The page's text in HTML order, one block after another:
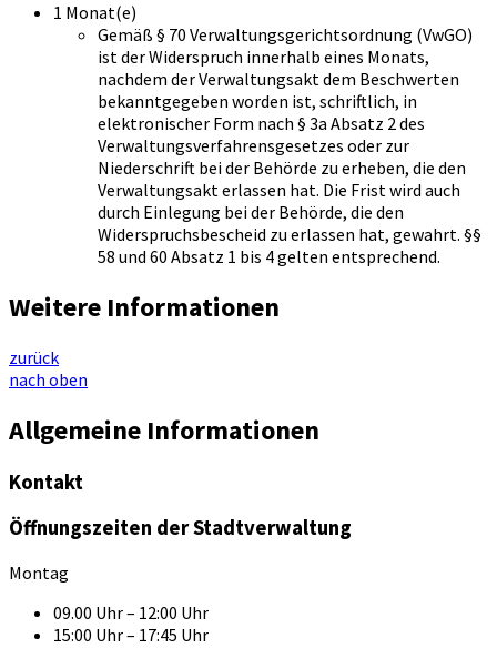
1 Monat(e)
Gemäß § 70 Verwaltungsgerichtsordnung (VwGO)
ist der Widerspruch innerhalb eines Monats,
nachdem der Verwaltungsakt dem Beschwerten
bekanntgegeben worden ist, schriftlich, in
elektronischer Form nach § 3a Absatz 2 des
Verwaltungsverfahrensgesetzes oder zur
Niederschrift bei der Behörde zu erheben, die den
Verwaltungsakt erlassen hat. Die Frist wird auch
durch Einlegung bei der Behörde, die den
Widerspruchsbescheid zu erlassen hat, gewahrt. §§
58 und 60 Absatz 1 bis 4 gelten entsprechend.
Weitere Informationen
zurück
nach oben
Allgemeine Informationen
Kontakt
Öffnungszeiten der Stadtverwaltung
Montag
09.00 Uhr – 12:00 Uhr
15:00 Uhr – 17:45 Uhr